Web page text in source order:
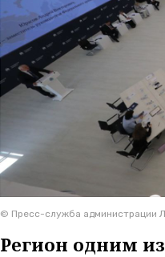
© Пресс-служба администрации
Регион одним